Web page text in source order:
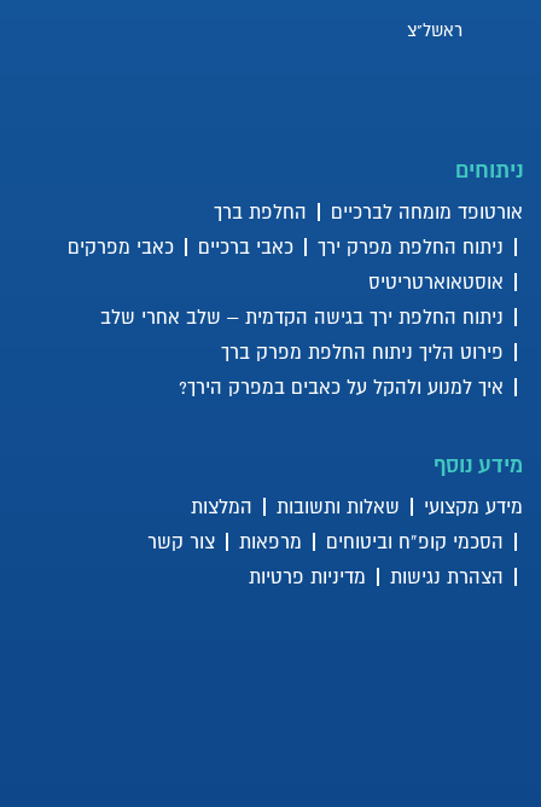
ראשל"צ
ניתוחים
אורטופד מומחה לברכיים
החלפת ברך
ניתוח החלפת מפרק ירך
כאבי ברכיים
כאבי מפרקים
אוסטאוארטריטיס
ניתוח החלפת ירך בגישה הקדמית – שלב אחרי שלב
פירוט הליך ניתוח החלפת מפרק ברך
איך למנוע ולהקל על כאבים במפרק הירך?
מידע נוסף
מידע מקצועי שאלות ותשובות
המלצות
הסכמי קופ”ח וביטוחים
מרפאות
צור קשר
הצהרת נגישות
מדיניות פרטיות